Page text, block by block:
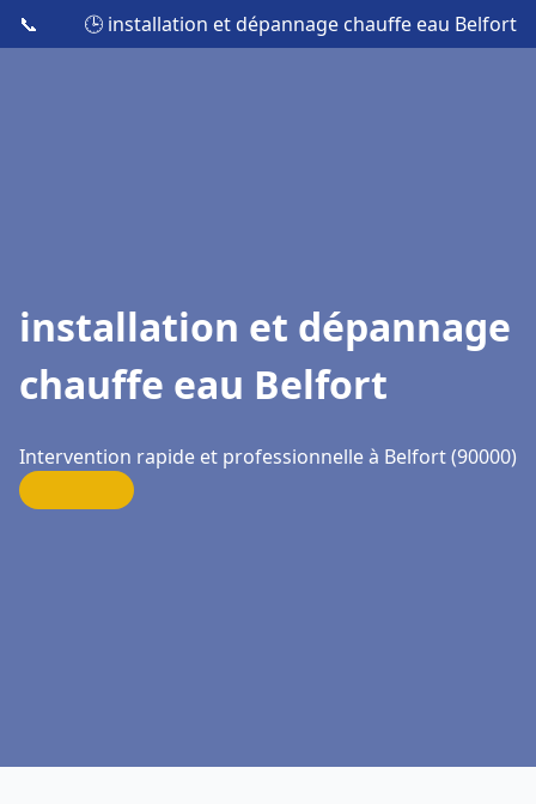
📞 🕒 installation et dépannage chauffe eau Belfort
installation et dépannage
chauffe eau Belfort
Intervention rapide et professionnelle à Belfort (90000)